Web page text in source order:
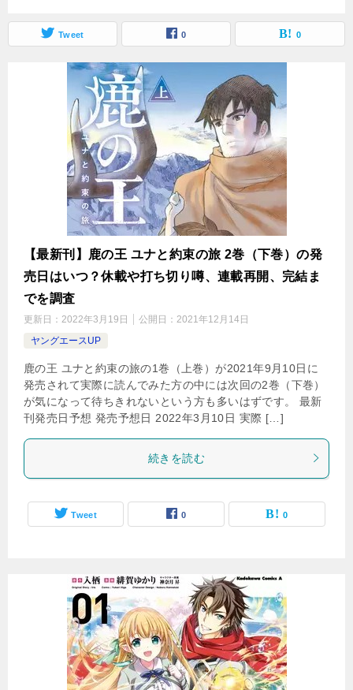
マンガ名（や行）
マンガ名（ら行）
マンガ名（わ行）
Tweet 0 0
【最新刊】鹿の王 ユナと約束の旅 2巻（下巻）の発
売日はいつ？休載や打ち切り噂、連載再開、完結ま
でを調査
更新日： 2022年3月19日 公開日： 2021年12月14日
ヤングエースUP
鹿の王 ユナと約束の旅の1巻（上巻）が2021年9月10日に
発売されて実際に読んでみた方の中には次回の2巻（下巻）
が気になって待ちきれないという方も多いはずです。 最新
刊発売日予想 発売予想日 2022年3月10日 実際 […]
続きを読む
Tweet 0 0